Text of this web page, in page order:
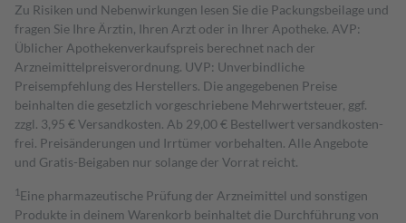
Zu Risiken und Nebenwirkungen lesen Sie die Packungsbeilage und
fragen Sie Ihre Ärztin, Ihren Arzt oder in Ihrer Apotheke. AVP:
Üblicher Apothekenverkaufspreis berechnet nach der
Arzneimittelpreisverordnung. UVP: Unverbindliche
Preisempfehlung des Herstellers. Die angegebenen Preise
beinhalten die gesetzlich vorgeschriebene Mehrwertsteuer, ggf.
zzgl. 3,95 € Versandkosten. Ab 29,00 € Bestell­wert versand­kosten­
frei. Preisänderungen und Irrtümer vorbehalten. Alle Angebote
und Gratis-Beigaben nur solange der Vorrat reicht.
1 Eine pharmazeutische Prüfung der Arzneimittel und sonstigen
Produkte in deinem Warenkorb beinhaltet die Durchführung von